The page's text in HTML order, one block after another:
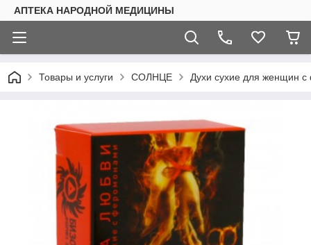
АПТЕКА НАРОДНОЙ МЕДИЦИНЫ
Товары и услуги СОЛНЦЕ Духи сухие для женщин